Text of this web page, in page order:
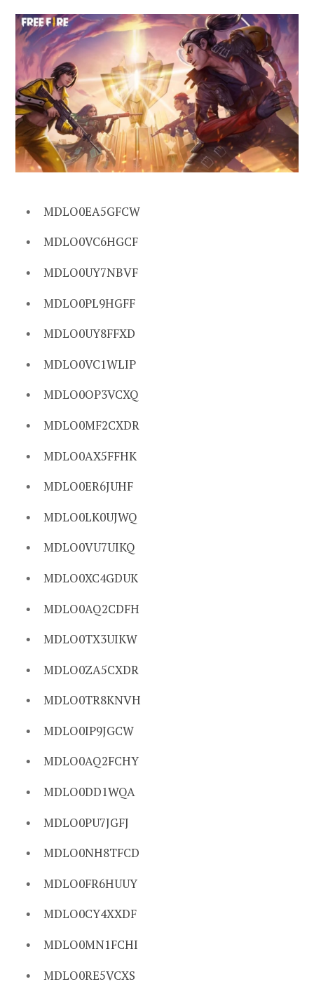
MDLO0EA5GFCW
MDLO0VC6HGCF
MDLO0UY7NBVF
MDLO0PL9HGFF
MDLO0UY8FFXD
MDLO0VC1WLIP
MDLO0OP3VCXQ
MDLO0MF2CXDR
MDLO0AX5FFHK
MDLO0ER6JUHF
MDLO0LK0UJWQ
MDLO0VU7UIKQ
MDLO0XC4GDUK
MDLO0AQ2CDFH
MDLO0TX3UIKW
MDLO0ZA5CXDR
MDLO0TR8KNVH
MDLO0IP9JGCW
MDLO0AQ2FCHY
MDLO0DD1WQA
MDLO0PU7JGFJ
MDLO0NH8TFCD
MDLO0FR6HUUY
MDLO0CY4XXDF
MDLO0MN1FCHI
MDLO0RE5VCXS